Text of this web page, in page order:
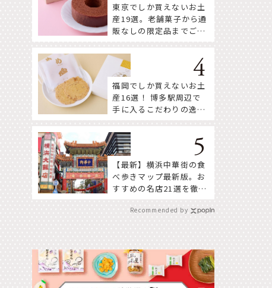
東京でしか買えないお土
産19選。老舗菓子から通
販なしの限定品までご紹
福岡でしか買えないお土
産16選！ 博多駅周辺で
手に入るこだわりの逸品
【最新】横浜中華街の食
べ歩きマップ最新版。お
すすめの名店21選を徹底
Recommended by